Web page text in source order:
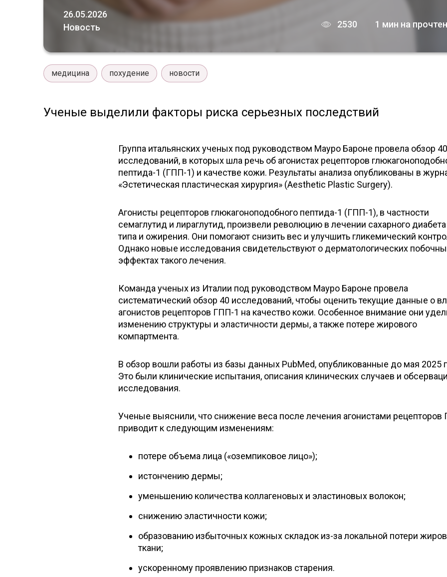
26.05.2026
Новость
2530 1 мин на
медицина похудение новости
Ученые выделили факторы риска серьезных последствий
Группа итальянских ученых под руководством Мауро Бароне провела обзор 40
исследований, в которых шла речь об агонистах рецепторов
пептида-1 (ГПП-1) и качестве кожи. Результаты анализа опубликованы в
«Эстетическая пластическая хирургия» (Aesthetic Plastic Surgery).
Агонисты рецепторов глюкагоноподобного пептида-1 (ГПП-1), в частности
семаглутид и лираглутид, произвели революцию в лечении сахарного диабета
типа и ожирения. Они помогают снизить вес и улучшить гликемический
Однако новые исследования свидетельствуют о дерматологических
эффектах такого лечения.
Команда ученых из Италии под руководством Мауро Бароне провела
систематический обзор 40 исследований, чтобы оценить текущие данные о
агонистов рецепторов ГПП-1 на качество кожи. Особенное внимание они
изменению структуры и эластичности дермы, а также потере жирового
компартмента.
В обзор вошли работы из базы данных PubMed, опубликованные до мая 2025
Это были клинические испытания, описания клинических случаев и
исследования.
Ученые выяснили, что снижение веса после лечения агонистами рецепторов
приводит к следующим изменениям:
потере объема лица («оземпиковое лицо»);
истончению дермы;
уменьшению количества коллагеновых и эластиновых волокон;
снижению эластичности кожи;
образованию избыточных кожных складок из-за локальной потери
ткани;
ускоренному проявлению признаков старения.